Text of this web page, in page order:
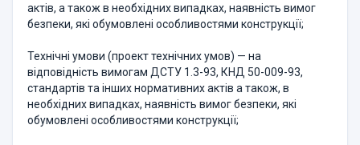
актів, а також в необхідних випадках, наявність вимог
безпеки, які обумовлені особливостями конструкції;
Технічні умови (проект технічних умов) — на
відповідність вимогам ДСТУ 1.3-93, КНД 50-009-93,
стандартів та інших нормативних актів а також, в
необхідних випадках, наявність вимог безпеки, які
обумовлені особливостями конструкції;